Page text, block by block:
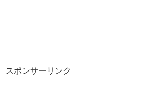
スポンサーリンク